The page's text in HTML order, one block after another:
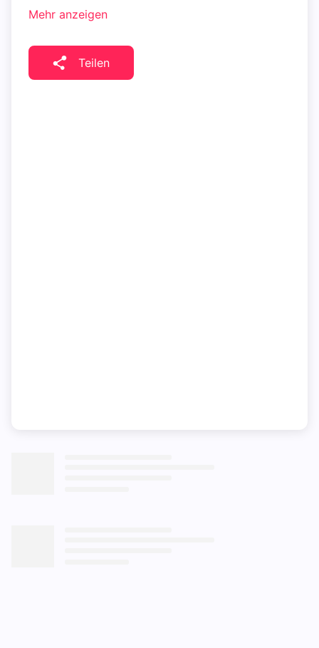
Mehr anzeigen
Teilen